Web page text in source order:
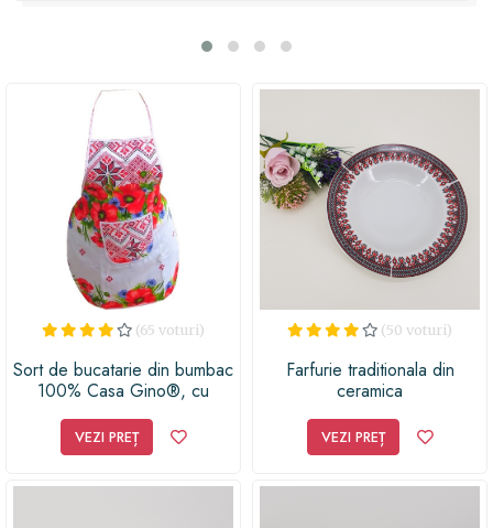
(65 voturi)
Sort de bucatarie din bumbac
100% Casa Gino®, cu
cordon de prindere lung,
Motive traditionale si maci
VEZI PREȚ
(50 voturi)
Farfurie traditionala din
ceramica
VEZI PREȚ